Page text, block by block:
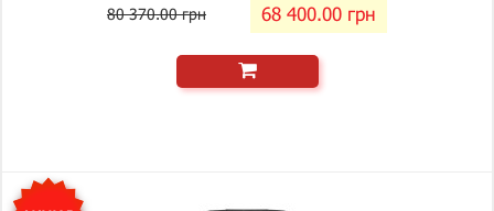
80 370.00 грн 68 400.00 грн